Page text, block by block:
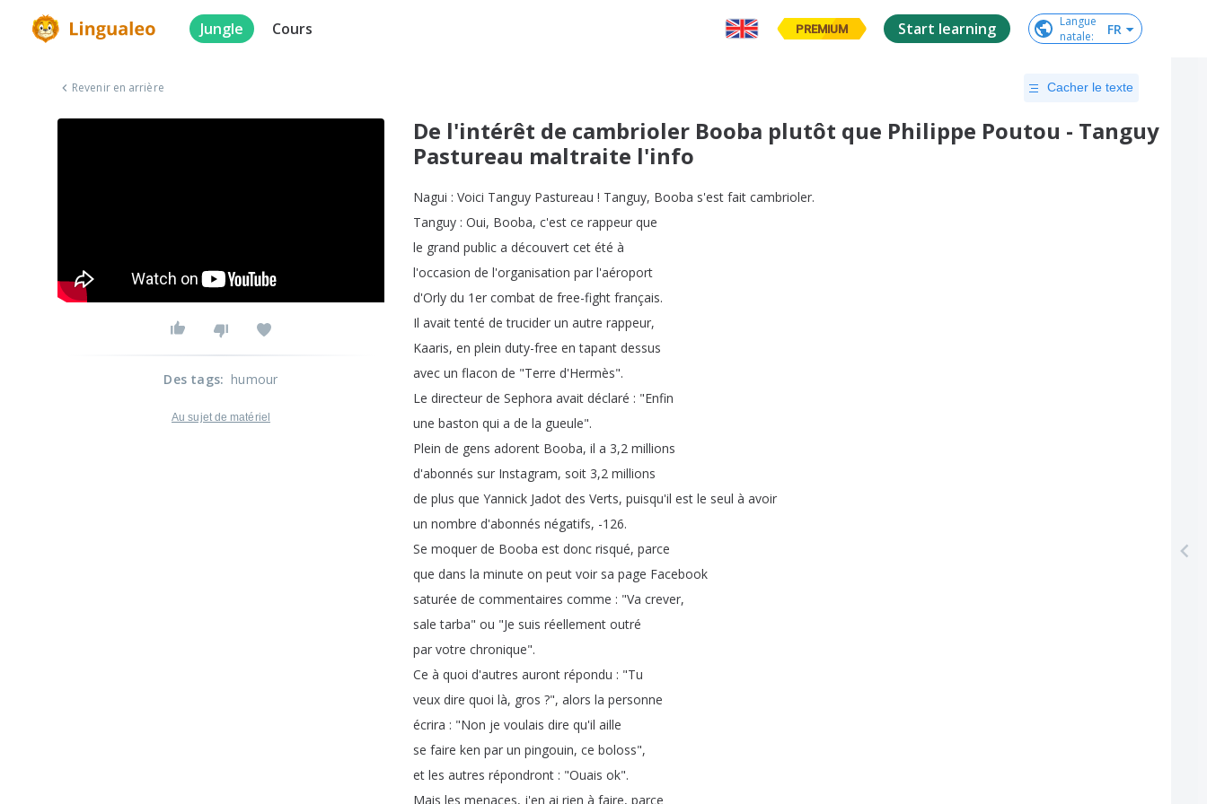
Jungle Cours PREMIUM Start learning
Langue
natale: FR
Revenir en arrière Cacher le texte
De l'intérêt de cambrioler Booba plutôt que Philippe Poutou - Tanguy
Pastureau maltraite l'info
Nagui : Voici Tanguy Pastureau ! Tanguy, Booba s'est fait cambrioler.
Tanguy : Oui, Booba, c'est ce rappeur que
le grand public a découvert cet été à
l'occasion de l'organisation par l'aéroport
d'Orly du 1er combat de free-fight français.
Il avait tenté de trucider un autre rappeur,
Kaaris, en plein duty-free en tapant dessus
avec un flacon de "Terre d'Hermès".
Le directeur de Sephora avait déclaré : "Enfin
une baston qui a de la gueule".
Plein de gens adorent Booba, il a 3,2 millions
d'abonnés sur Instagram, soit 3,2 millions
de plus que Yannick Jadot des Verts, puisqu'il est le seul à avoir
un nombre d'abonnés négatifs, -126.
Se moquer de Booba est donc risqué, parce
que dans la minute on peut voir sa page Facebook
saturée de commentaires comme : "Va crever,
sale tarba" ou "Je suis réellement outré
par votre chronique".
Ce à quoi d'autres auront répondu : "Tu
veux dire quoi là, gros ?", alors la personne
écrira : "Non je voulais dire qu'il aille
se faire ken par un pingouin, ce boloss",
et les autres répondront : "Ouais ok".
Mais les menaces, j'en ai rien à faire, parce
Des tags: humour
Au sujet de matériel